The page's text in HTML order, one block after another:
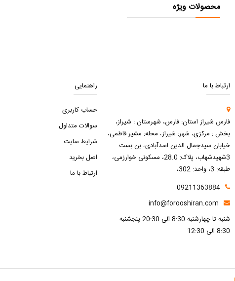
محصولات ویژه
ارتباط با ما
فارس شیراز استان: فارس، شهرستان : شیراز،
بخش : مرکزی، شهر: شیراز، محله: مشیر فاطمی،
خیابان سیدجمال الدین اسدآبادی، بن بست
3شهیدشهاب، پلاک: 28.0، مسکونی خوارزمی،
طبقه: 3، واحد: 302،
09211363884
info@forooshiran.com
شنبه تا چهارشنبه 8:30 الی 20:30 پنجشنبه
8:30 الی 12:30
راهنمایی
حساب کاربری
سوالات متداول
شرایط سایت
اصل بخرید
ارتباط با ما